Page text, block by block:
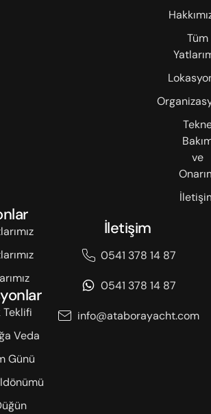
Tüm
ve
Teklifi
Veda
Günü
İletişim
0541 378 14 87
0541 378 14 87
info@ataborayacht.com